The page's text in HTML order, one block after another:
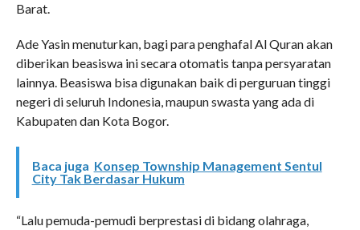
Barat.
Ade Yasin menuturkan, bagi para penghafal Al Quran akan
diberikan beasiswa ini secara otomatis tanpa persyaratan
lainnya. Beasiswa bisa digunakan baik di perguruan tinggi
negeri di seluruh Indonesia, maupun swasta yang ada di
Kabupaten dan Kota Bogor.
Baca juga Konsep Township Management Sentul
City Tak Berdasar Hukum
“Lalu pemuda-pemudi berprestasi di bidang olahraga,